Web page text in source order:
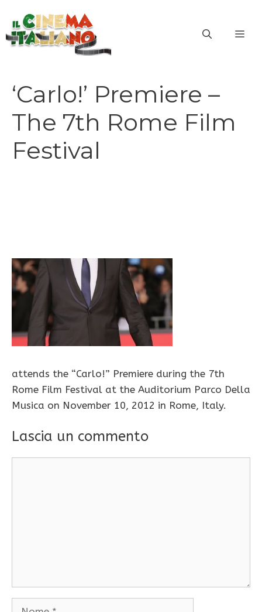
contenuto
‘Carlo!’ Premiere –
The 7th Rome Film
Festival
attends the “Carlo!” Premiere during the 7th
Rome Film Festival at the Auditorium Parco Della
Musica on November 10, 2012 in Rome, Italy.
Lascia un commento
Nome